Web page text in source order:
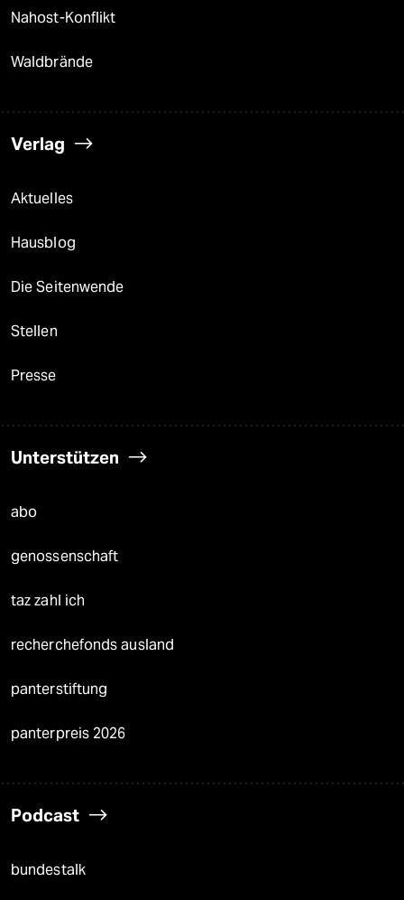
Nahost-Konflikt
Waldbrände
Verlag
Aktuelles
Hausblog
Die Seitenwende
Stellen
Presse
Unterstützen
abo
genossenschaft
taz zahl ich
recherchefonds ausland
panterstiftung
panterpreis 2026
Podcast
bundestalk